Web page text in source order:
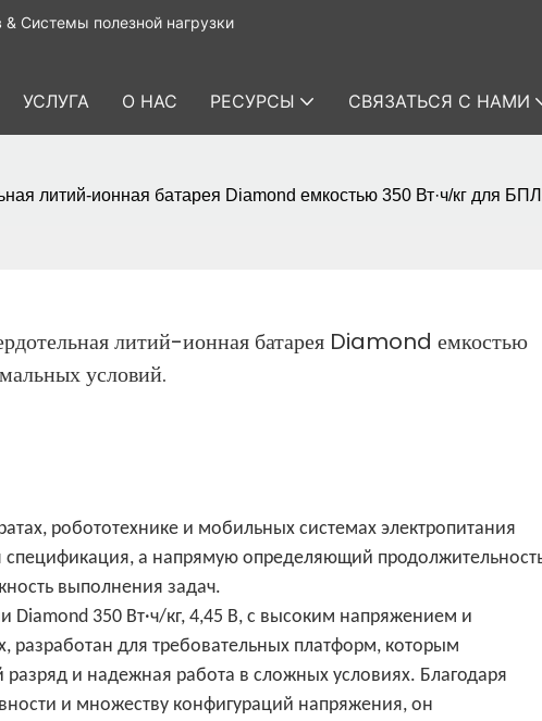
Системы полезной нагрузки
УСЛУГА О НАС РЕСУРСЫ СВЯЗАТЬСЯ С НАМИ
литий-ионная батарея Diamond емкостью 350 Вт·ч/кг для
литий-ионная батарея Diamond емкостью
условий.
робототехнике и мобильных системах электропитания
спецификация, а напрямую определяющий
выполнения задач.
350 Вт·ч/кг, 4,45 В, с высоким напряжением и
разработан для требовательных платформ, которым
и надежная работа в сложных условиях. Благодаря
и множеству конфигураций напряжения, он